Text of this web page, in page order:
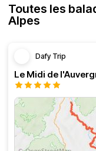
Toutes les
Alpes
Dafy Trip
Le Midi de